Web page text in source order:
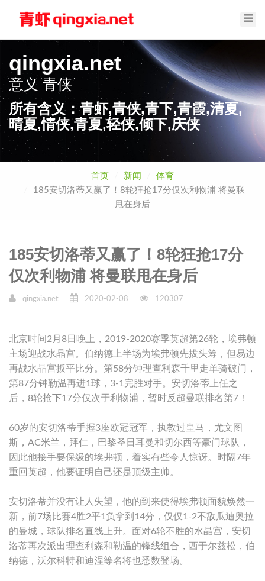
qingxia.net
意义 青侠
所有含义：青虾,青侠,青下,青霞,清夏,
晴夏,情侠,青夏,轻侠,倾下,庆侠
首页 新闻
体育
185安切洛蒂又赢了！8轮狂抢17分仅次利物浦 将曼联
甩在身后
185安切洛蒂又赢了！8轮狂抢17分
仅次利物浦 将曼联甩在身后
qingxia.net 2020-02-08 120307
北京时间2月8日晚上，2019-2020赛季英超第26轮，埃弗顿
主场迎战水晶宫。伯纳德上半场为埃弗顿先拔头筹，但易边
再战水晶宫扳平比分。第58分钟理查利森千里走单骑破门，
第87分钟勒温再进1球，3-1完胜对手。安切洛蒂上任之
后，8轮抢下17分仅次于利物浦，暂时反超曼联排名第7！
60岁的安切洛蒂手握3座欧冠冠军，执教过皇马，尤文图
斯，AC米兰，拜仁，巴黎圣日耳曼和切尔西等豪门球队，
因此他接手要保级的埃弗顿，着实有些令人惊讶。时隔7年
重回英超，他要证明自己还是顶级主帅。
安切洛蒂并没有让人失望，他的到来使得埃弗顿面貌焕然一
新，前7场比赛4胜2平1负拿到14分，仅仅1-2不敌瓜迪奥拉
的曼城，球队排名直线上升。面对6轮不胜的水晶宫，安切
洛蒂再次派出理查利森和勒温的锋线组合，西于尔兹松，伯
纳德，沃尔科特和迪涅等名将也悉数登场。